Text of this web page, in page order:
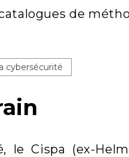
de
cybersécurité
le Cispa (ex-